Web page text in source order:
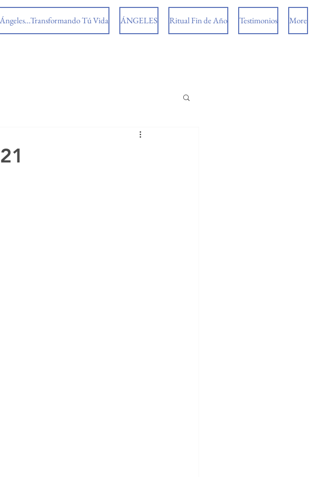
Ángeles...Transformando Tú Vida ÁNGELES Ritual Fin de Año Testimonios More